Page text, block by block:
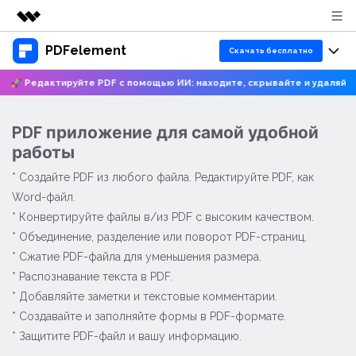
Рекомендуемые продукты
Цифровая креативность AIGC
Бизнес
Решения
О нас
Новости
Покупка
Поддержка
PDFelement Скачать бесплатно
Продукты
Версии для ПК
PDFelement для Windows
Мобильные приложения
PDFelement для iPhone/iPad
PDFelement для Android
Онлайн-редактор PDF
Функции
Читать PDF
Аннотировать PDF
Создавать PDF
Объединить PDF
Распечатать PDF
Чат с PDF
Суммаризатор PDF с ИИ
ИИ-переводчик PDF
Чат с изображениями
Ресурсы и поддержка
Руководство пользователя
PDFelement для Windows
PDFelement для Mac
PDFelement для iOS
Статьи для Windows
Знание о PDF
Инструктивные статьи
Бизнес
🚀 Редактируйте PDF с помощью ИИ: находите, скрывайте и
PDF приложение для самой удобной
работы
* Создайте PDF из любого файла. Редактируйте PDF, как
Word-файл.
* Конвертируйте файлы в/из PDF с высоким качеством.
* Объединение, разделение или поворот PDF-страниц.
* Сжатие PDF-файла для уменьшения размера.
* Распознавание текста в PDF.
* Добавляйте заметки и текстовые комментарии.
* Создавайте и заполняйте формы в PDF-формате.
* Защитите PDF-файл и вашу информацию.